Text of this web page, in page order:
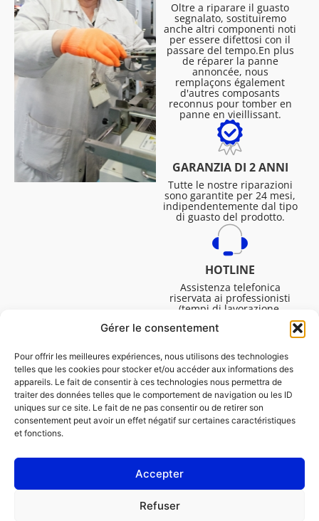
Gérer le consentement
Pour offrir les meilleures expériences, nous utilisons des technologies
telles que les cookies pour stocker et/ou accéder aux informations des
appareils. Le fait de consentir à ces technologies nous permettra de
traiter des données telles que le comportement de navigation ou les ID
uniques sur ce site. Le fait de ne pas consentir ou de retirer son
consentement peut avoir un effet négatif sur certaines caractéristiques
et fonctions.
Accepter
Refuser
Oltre a riparare il guasto
segnalato, sostituiremo
anche altri componenti noti
per essere difettosi con il
passare del tempo.En plus
de réparer la panne
annoncée, nous
remplaçons également
d'autres composants
reconnus pour tomber en
panne en vieillissant.
GARANZIA DI 2 ANNI
Tutte le nostre riparazioni
sono garantite per 24 mesi,
indipendentemente dal tipo
di guasto del prodotto.
HOTLINE
Assistenza telefonica
riservata ai professionisti
(tempi di lavorazione,
Dal lunedì al venerdì dalle